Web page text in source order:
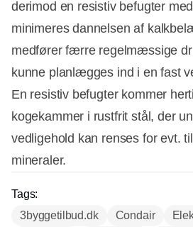
derimod en resistiv befugter
minimeres dannelsen af
medfører færre regelmæssige
kunne planlægges ind i en fast
En resistiv befugter kommer
kogekammer i rustfrit stål, der
vedligehold kan renses for evt.
mineraler.
Tags:
3byggetilbud.dk
Condair